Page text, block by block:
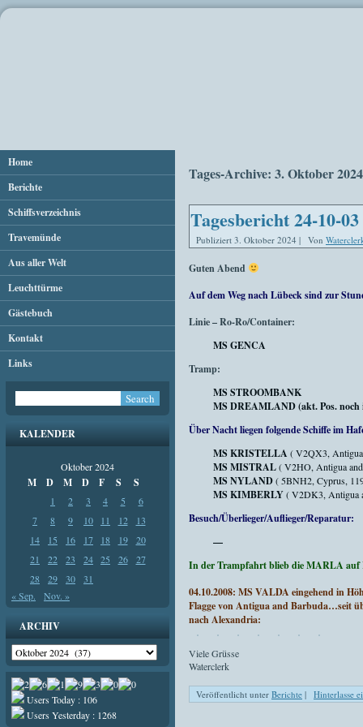
Home
Berichte
Schiffsverzeichnis
Travemünde
Aus aller Welt
Leuchttürme
Gästebuch
Kontakt
Links
KALENDER
Oktober 2024
M D M D F S S
1 2 3 4 5
6
7
8 9 10 11 12
13
14
15 16 17 18 19
20
21
22 23 24 25 26
27
28
29 30
31
« Sep.
Nov. »
ARCHIV
Archiv
Users Today : 106
Users Yesterday : 1268
Tages-Archive: 3. Oktober 2024
Tagesbericht 24-10-03
Publiziert 3. Oktober 2024 | Von
Guten Abend
Auf dem Weg nach Lübeck sind zur
Linie – Ro-Ro/Container:
MS GENCA
Tramp:
MS STROOMBANK
MS DREAMLAND (akt. Pos. noch
Über Nacht liegen folgende Schiffe im
MS KRISTELLA ( V2QX3,
MS MISTRAL( V2HO, Antigua
MS NYLAND( 5BNH2, Cyprus,
MS KIMBERLY( V2DK3, Antigua
Besuch/Überlieger/Auflieger/Reparatur:
—
In der Trampfahrt blieb die MARLA auf
04.10.2008: MS VALDA eingehend in
Flagge von Antigua and Barbuda…seit
nach Alexandria:
Viele Grüsse
Waterclerk
Veröffentlicht unter Berichte | Hinterlasse